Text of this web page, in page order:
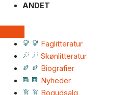
ANDET
Faglitteratur
Skønlitteratur
Biografier
Nyheder
Bogudsalg